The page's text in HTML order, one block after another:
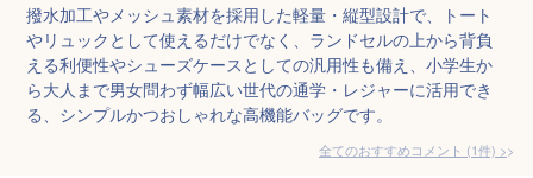
撥水加工やメッシュ素材を採用した軽量・縦型設計で、トート
やリュックとして使えるだけでなく、ランドセルの上から背負
える利便性やシューズケースとしての汎用性も備え、小学生か
ら大人まで男女問わず幅広い世代の通学・レジャーに活用でき
る、シンプルかつおしゃれな高機能バッグです。
全てのおすすめコメント (1件) >